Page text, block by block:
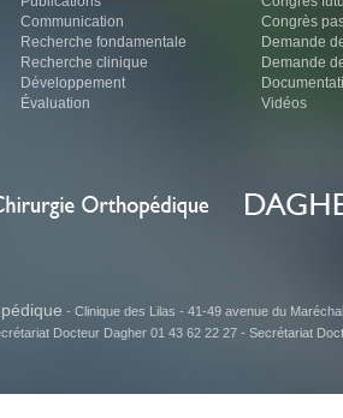
Communication
Recherche fondamentale
Recherche clinique
Développement
Évaluation
Congrès
Demande
Demande
Vidéos
- Clinique des Lilas - 41-49 avenue du
Docteur Dagher 01 43 62 22 27 - Secrétariat